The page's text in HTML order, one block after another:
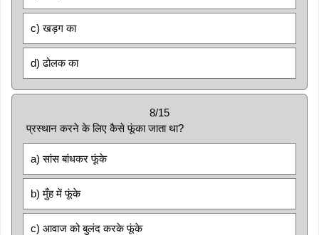
c) खड़ग का
d) ढोलक का
8/15
प्रस्थान करने के लिए कैसे फूंका जाता था?
a) सांस बांधकर फूंके
b) मुँह में फूंके
c) आवाज को बुलंद करके फूंके